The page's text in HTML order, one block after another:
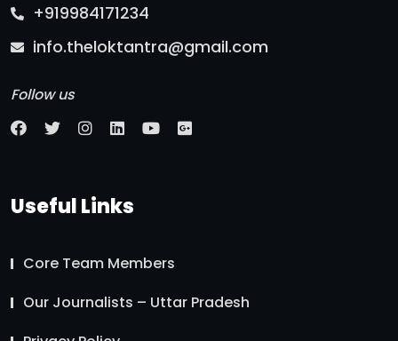
+919984171234
info.theloktantra@gmail.com
Follow us
Useful Links
Core Team Members
Our Journalists – Uttar Pradesh